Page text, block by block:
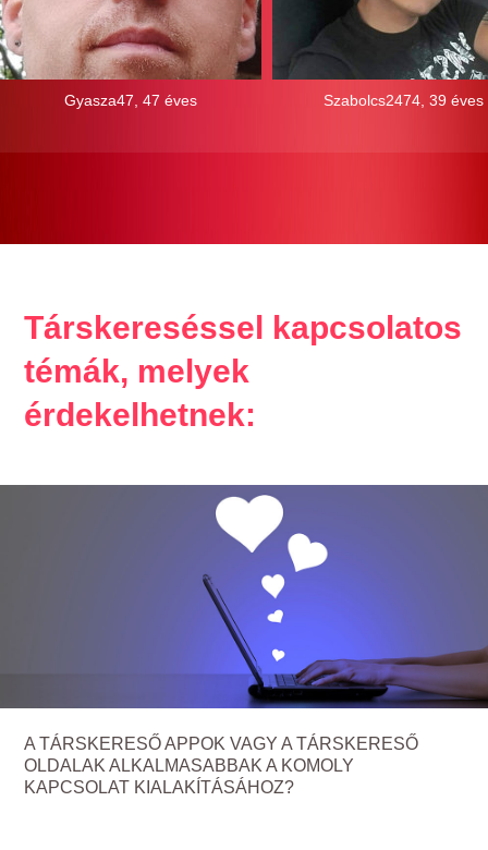
Gyasza47, 47 éves Szabolcs2474, 39 éves
Társkereséssel kapcsolatos
témák, melyek
érdekelhetnek:
A TÁRSKERESŐ APPOK VAGY A TÁRSKERESŐ
OLDALAK ALKALMASABBAK A KOMOLY
KAPCSOLAT KIALAKÍTÁSÁHOZ?